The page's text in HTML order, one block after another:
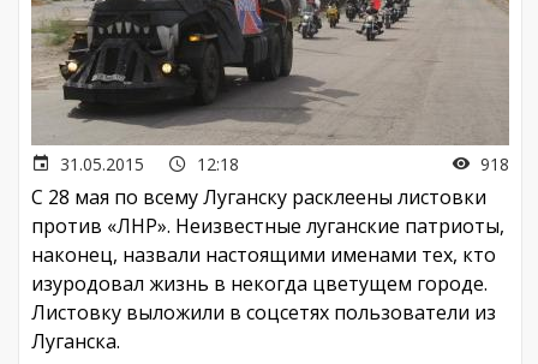
31.05.2015 12:18 918
С 28 мая по всему Луганску расклеены листовки
против «ЛНР». Неизвестные луганские патриоты,
наконец, назвали настоящими именами тех, кто
изуродовал жизнь в некогда цветущем городе.
Листовку выложили в соцсетях пользователи из
Луганска.